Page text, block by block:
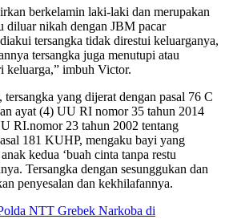
berkelamin laki-laki dan merupakan
diluar nikah dengan JBM pacar
tersangka tidak direstui keluarganya,
tersangka juga menutupi atau
keluarga,” imbuh Victor.
yang dijerat dengan pasal 76 C
ayat (4) UU RI nomor 35 tahun 2014
RI.nomor 23 tahun 2002 tentang
181 KUHP, mengaku bayi yang
kedua ‘buah cinta tanpa restu
Tersangka dengan sesunggukan dan
penyesalan dan kekhilafannya.
NTT Grebek Narkoba di